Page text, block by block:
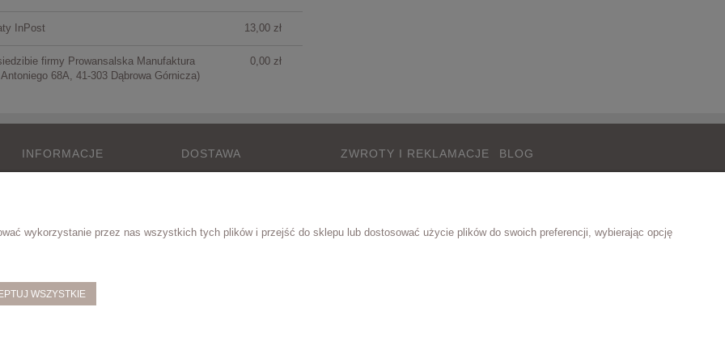
InPost 13,00 zł
firmy Prowansalska Manufaktura
68A, 41-303 Dąbrowa Górnicza)
0,00 zł
INFORMACJE
Formy płatności
DOSTAWA ZWROTY I REKLAMACJE BLOG
wykorzystanie przez nas wszystkich tych plików i przejść do sklepu lub dostosować użycie plików do swoich preferencji, wybierając opcję
WSZYSTKIE